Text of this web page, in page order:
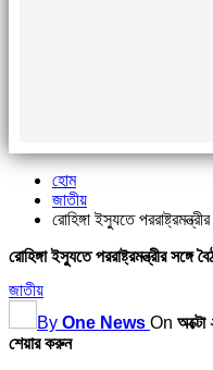
হোম
জাতীয়
রোহিঙ্গা ইস্যুতে
রোহিঙ্গা ইস্যুতে পররাষ্ট্রমন্ত্রীর সঙ্গে
জাতীয়
By One News On অক্টো
শেয়ার করুন